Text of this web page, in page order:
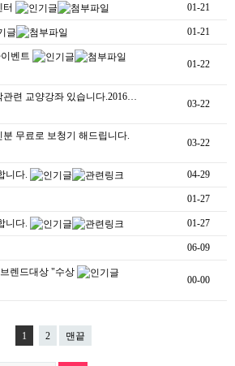
터 01-21
01-21
벤트
01-22
련 교양강좌 있습니다.2016…
03-22
무료로 보청기 해드립니다.
03-22
니다. 04-29
01-27
니다. 01-27
06-09
렌드대상 "수상
00-00
1 2 맨끝